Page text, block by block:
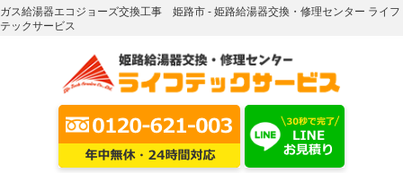
ガス給湯器エコジョーズ交換工事 姫路市 - 姫路給湯器交換・修理センター ライフ
テックサービス